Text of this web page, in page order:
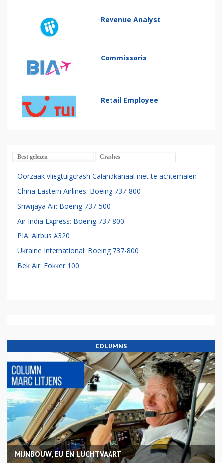
Revenue Analyst
Commissaris
Retail Employee
Best gelezen Crashes
Oorzaak vliegtuigcrash Calandkanaal niet te achterhalen
China Eastern Airlines: Boeing 737-800
Sriwijaya Air: Boeing 737-500
Air India Express: Boeing 737-800
PIA: Airbus A320
Ukraine International: Boeing 737-800
Bek Air: Fokker 100
COLUMNS
MIJNBOUW, EU EN LUCHTVAART